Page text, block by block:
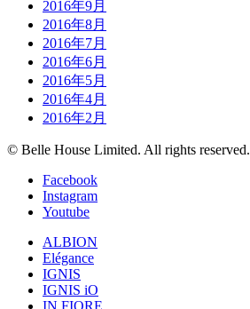
2016年9月
2016年8月
2016年7月
2016年6月
2016年5月
2016年4月
2016年2月
© Belle House Limited. All rights reserved.
Facebook
Instagram
Youtube
ALBION
Elégance
IGNIS
IGNIS iO